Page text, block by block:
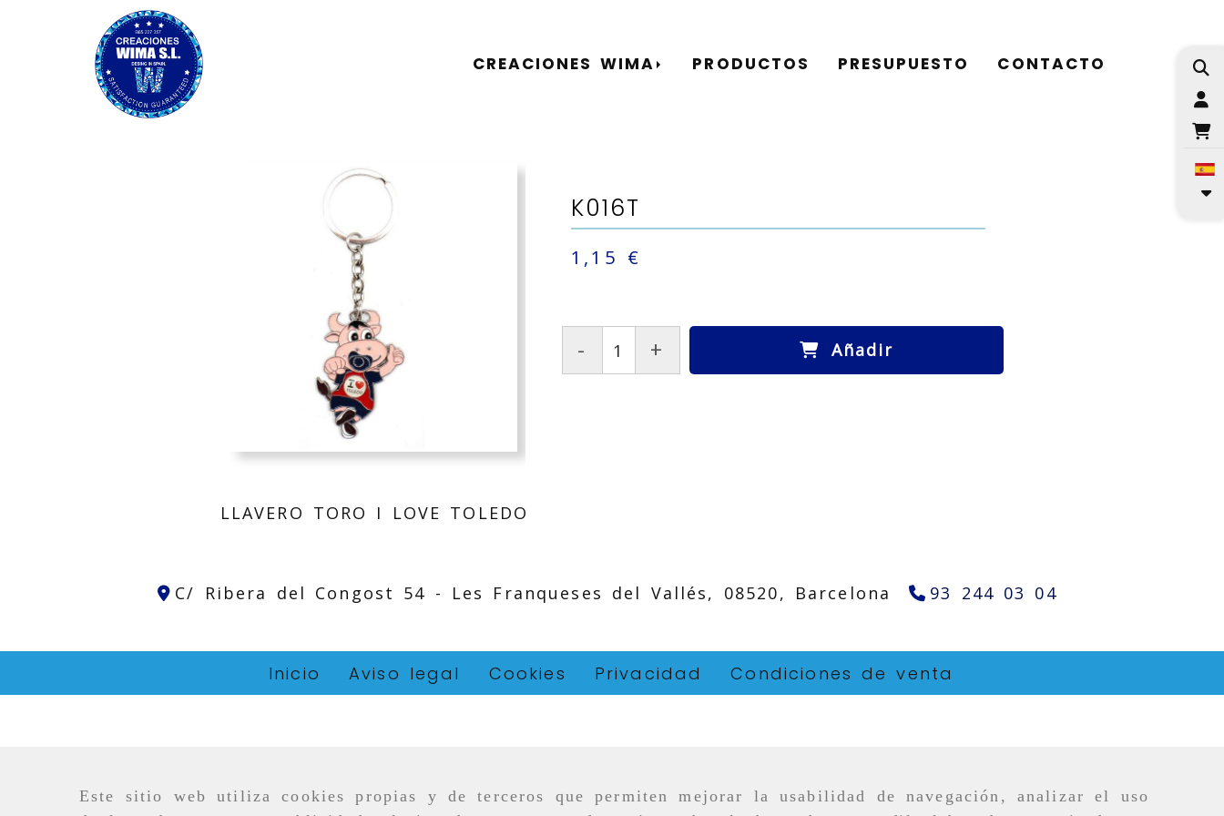
Este sitio web utiliza cookies propias y de terceros que permiten mejorar la usabilidad de navegación, analizar el uso
CREACIONES WIMA PRODUCTOS PRESUPUESTO CONTACTO
K016T
1,15 €
- + Añadir
LLAVERO TORO I LOVE TOLEDO
C/ Ribera del Congost 54 - Les Franqueses del Vallés, 08520, Barcelona 93 244 03 04
Inicio Aviso legal Cookies Privacidad Condiciones de venta